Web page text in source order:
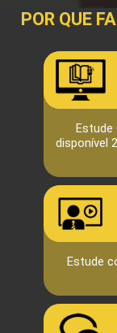
POR QUE
Estude
disponível
Estude